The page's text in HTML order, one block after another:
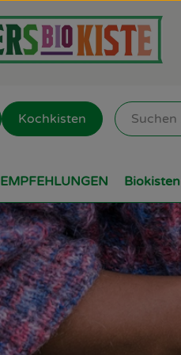
Kochkisten
EMPFEHLUNGEN Biokisten